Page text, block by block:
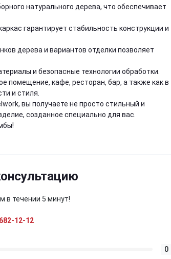
натурального дерева, что обеспечивает
гарантирует стабильность конструкции и
дерева и вариантов отделки позволяет
и безопасные технологии обработки.
помещение, кафе, ресторан, бар, а также как в
и стиля.
вы получаете не просто стильный и
созданное специально для вас.
в течении 5 минут!
12-12
0